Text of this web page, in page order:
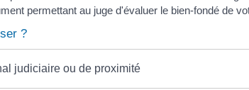
permettant au juge d'évaluer le bien-fondé de
?
judiciaire ou de proximité